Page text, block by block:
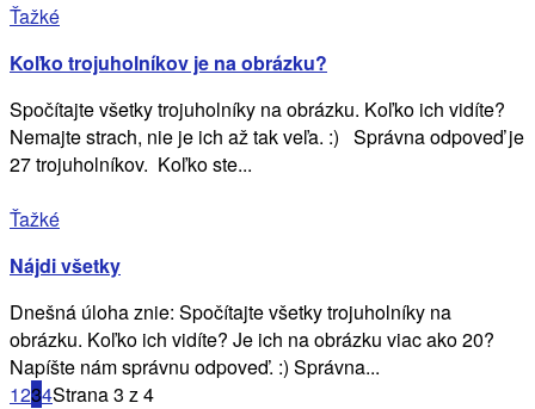
Ťažké
Koľko trojuholníkov je na obrázku?
Spočítajte všetky trojuholníky na obrázku. Koľko ich vidíte?
Nemajte strach, nie je ich až tak veľa. :) Správna odpoveď je
27 trojuholníkov. Koľko ste...
Ťažké
Nájdi všetky
Dnešná úloha znie: Spočítajte všetky trojuholníky na
obrázku. Koľko ich vidíte? Je ich na obrázku viac ako 20?
Napíšte nám správnu odpoveď. :) Správna...
1234Strana 3 z 4